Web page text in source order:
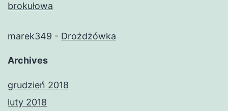
brokułowa
marek349 - Drożdżówka
Archives
grudzień 2018
luty 2018